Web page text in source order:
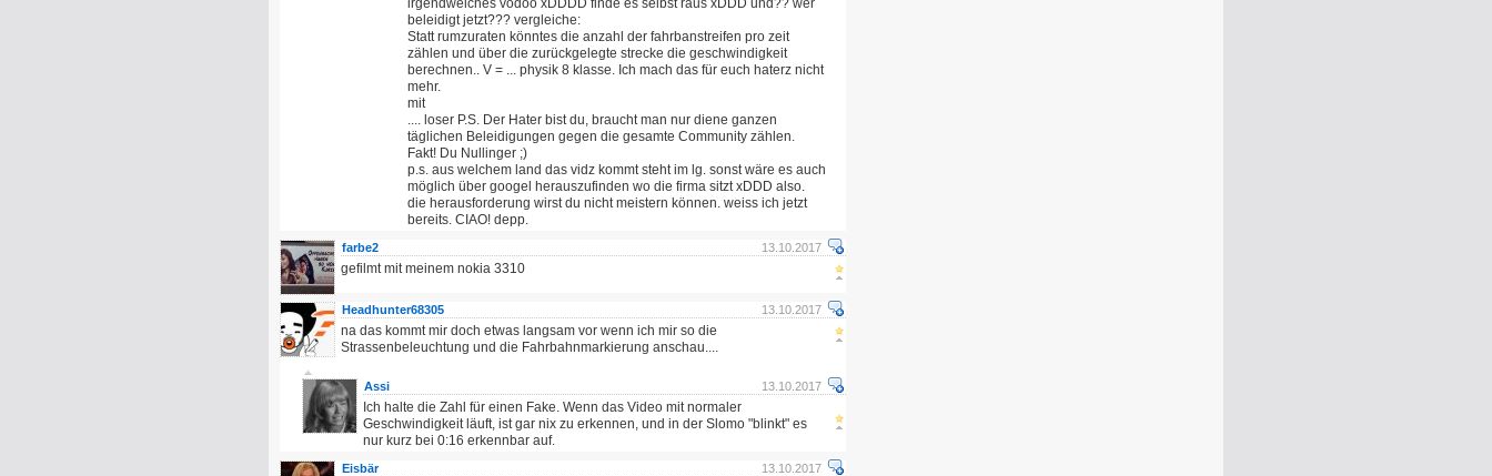
irgendwelches vodoo xDDDD finde es selbst raus xDDD und?? wer
beleidigt jetzt??? vergleiche:
Statt rumzuraten könntes die anzahl der fahrbanstreifen pro zeit
zählen und über die zurückgelegte strecke die geschwindigkeit
berechnen.. V = ... physik 8 klasse. Ich mach das für euch haterz nicht
mehr.
mit
.... loser P.S. Der Hater bist du, braucht man nur diene ganzen
täglichen Beleidigungen gegen die gesamte Community zählen.
Fakt! Du Nullinger ;)
p.s. aus welchem land das vidz kommt steht im lg. sonst wäre es auch
möglich über googel herauszufinden wo die firma sitzt xDDD also.
die herausforderung wirst du nicht meistern können. weiss ich jetzt
bereits. CIAO! depp.
13.10.2017
farbe2
gefilmt mit meinem nokia 3310
13.10.2017
Headhunter68305
na das kommt mir doch etwas langsam vor wenn ich mir so die
Strassenbeleuchtung und die Fahrbahnmarkierung anschau....
13.10.2017
Assi
Ich halte die Zahl für einen Fake. Wenn das Video mit normaler
Geschwindigkeit läuft, ist gar nix zu erkennen, und in der Slomo "blinkt" es
nur kurz bei 0:16 erkennbar auf.
13.10.2017
Eisbär